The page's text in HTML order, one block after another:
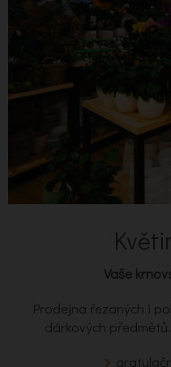
Vaše
Prodejna řezaných i
dárkových